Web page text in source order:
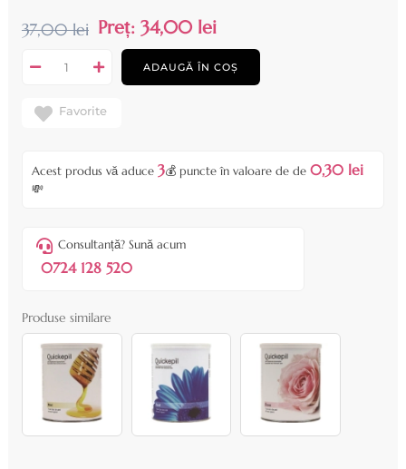
37,00 lei Preț: 34,00 lei
ADAUGĂ ÎN COȘ
Favorite
Acest produs vă aduce 3💰 puncte în valoare de de 0,30 lei
💸
Consultanță? Sună acum
0724 128 520
Produse similare